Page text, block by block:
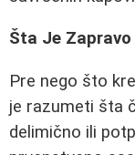
Šta Je
Pre nego što
je razumeti šta
delimično ili